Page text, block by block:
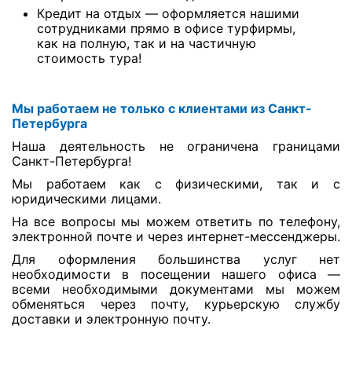
Кредит на отдых — оформляется нашими
сотрудниками прямо в офисе турфирмы,
как на полную, так и на частичную
стоимость тура!
Мы работаем не только с клиентами из Санкт-
Петербурга
Наша деятельность не ограничена границами
Санкт-Петербурга!
Мы работаем как с физическими, так и с
юридическими лицами.
На все вопросы мы можем ответить по телефону,
электронной почте и через интернет-мессенджеры.
Для оформления большинства услуг нет
необходимости в посещении нашего офиса —
всеми необходимыми документами мы можем
обменяться через почту, курьерскую службу
доставки и электронную почту.